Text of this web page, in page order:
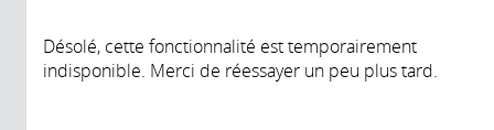
Désolé, cette fonctionnalité est temporairement
indisponible. Merci de réessayer un peu plus tard.